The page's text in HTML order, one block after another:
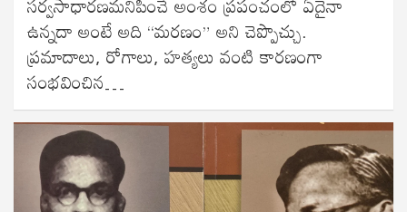
ఉన్నదా అంటే అది “మరణం” అని చెప్పొచ్చు.
ప్రమాదాలు, రోగాలు, హత్యలు వంటి కారణంగా
సంభవించిన…